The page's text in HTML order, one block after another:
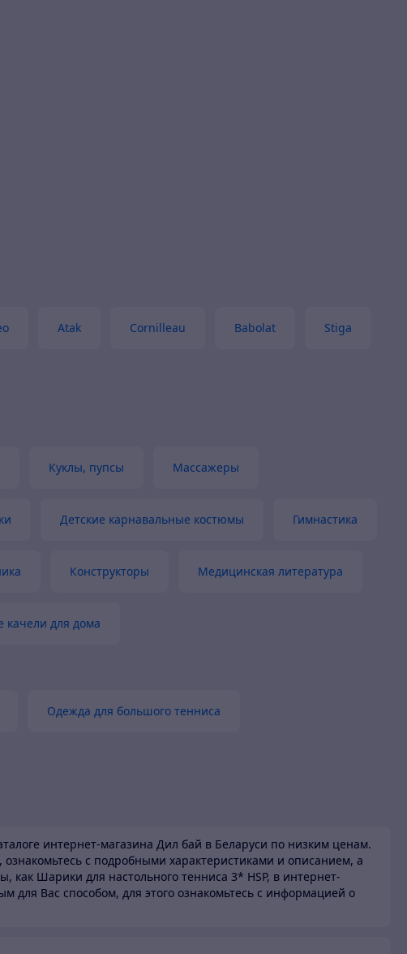
и гарантия
есть только звездочки,
он не менее хорош.
Atak Cornilleau Babolat Stiga
Куклы, пупсы Массажеры
Детские карнавальные костюмы Гимнастика
Конструкторы Медицинская литература
качели для дома
Одежда для большого тенниса
интернет-магазина Дил бай в Беларуси по низким ценам.
с подробными характеристиками и описанием, а
как Шарики для настольного тенниса 3* HSP, в интернет-
для Вас способом, для этого ознакомьтесь с информацией о